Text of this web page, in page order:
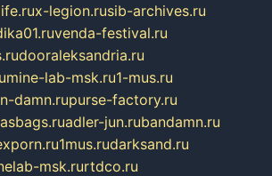
x-legion.rusib-archives.ru
venda-festival.ru
dooraleksandria.ru
mine-lab-msk.ru1-mus.ru
damn.rupurse-factory.ru
adler-jun.rubandamn.ru
1mus.rudarksand.ru
msk.rurtdco.ru